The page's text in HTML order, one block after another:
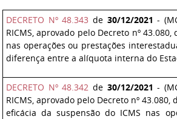
DECRETO Nº 48.343 de 30/12/2021 -
RICMS, aprovado pelo Decreto nº
nas operações ou prestações
diferença entre a alíquota interna do
DECRETO Nº 48.342 de 30/12/2021 -
RICMS, aprovado pelo Decreto nº
eficácia da suspensão do ICMS nas